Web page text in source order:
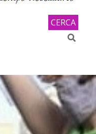
CERCA
Search